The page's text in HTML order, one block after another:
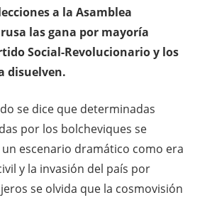
a la Asamblea
las gana por mayoría
Social-Revolucionario y los
disuelven.
se dice que determinadas
por los bolcheviques se
escenario dramático como era
y la invasión del país por
se olvida que la cosmovisión